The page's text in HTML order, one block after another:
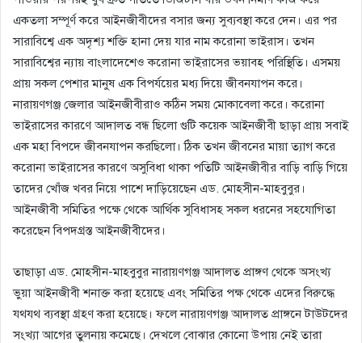
একতলা সম্পূর্ণ করে আইনজীবীদের বসার জন্য সুব্যবস্থা করে দেন। এর পর
সারাবিশ্বে এক অদৃশ্য শক্তি হানা দেয় যার নাম করোনা ভাইরাস। তখন
সারাবিশ্বের ন্যায় বাংলাদেশেও করোনা ভাইরাসের ভয়াবহ পরিস্থিতি। এসময়
প্রায় সকল পেশার মানুষ এক বিপর্যয়ের মধ্য দিয়ে জীবনযাপন করে।
নারায়ণগঞ্জ জেলার আইনজীবীরাও কঠিন সময় মোকাবেলা করে। করোনা
ভাইরাসের কারণে আদালত বন্ধ ছিলো গুটি কয়েক আইনজীবী ছাড়া প্রায় সবাই
এক মহা বিপদে জীবনযাপন করছিলো। ঠিক তখন জীবনের মায়া ত্যাগ করে
করোনা ভাইরাসের কারণে অসুবিধা থাকা পতিটি আইনজীবীর বাড়ি বাড়ি গিয়ে
তাদের খোঁজ খবর নিয়ে পাশে দাড়িয়েছেন এড. মোহসীন-মাহবুবুর।
আইনজীবী সমিতির পক্ষে থেকে আর্থিক সুবিধাসহ সকল ধরনের সহযোগিতা
করেছেন বিপদগ্রস্ত আইনজীবীদের।
তাছাড়া এড. মোহসীন-মাহবুবুর নারায়ণগঞ্জ আদালত প্রাঙ্গণ থেকে অসংখ্য
ভুয়া আইনজীবী শনাক্ত করা হয়েছে এবং সমিতির পক্ষ থেকে এদের বিরুদ্ধে
যথযথ ব্যবস্থা গ্রহণ করা হয়েছে। ফলে নারায়ণগঞ্জ আদালত প্রাঙ্গনে টাউটদের
সংখ্যা আগের তুলনায় কমেছে। দেখলে বোঝার কোনো উপায় নেই তারা